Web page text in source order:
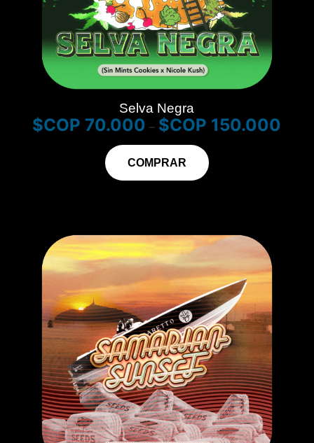
Selva Negra
$ 70.000 – $ 150.000
COMPRAR